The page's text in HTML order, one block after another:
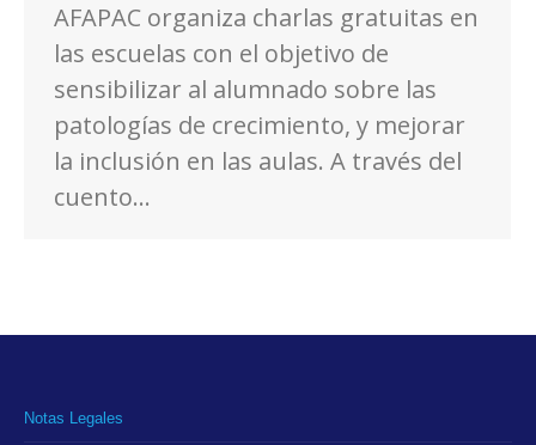
AFAPAC organiza charlas gratuitas en
las escuelas con el objetivo de
sensibilizar al alumnado sobre las
patologías de crecimiento, y mejorar
la inclusión en las aulas. A través del
cuento…
Notas Legales